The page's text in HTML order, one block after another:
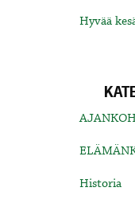
Hyvää
Historia